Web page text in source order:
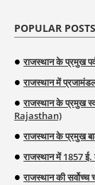
POPULAR POSTS
राजस्थान के प्रमुख
राजस्थान में
राजस्थान के प्रमुख
Rajasthan)
राजस्थान के प्रमुख
राजस्थान में 1857
राजस्थान की